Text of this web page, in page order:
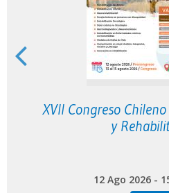
XVII Congreso
y
12 Ago 2026 -